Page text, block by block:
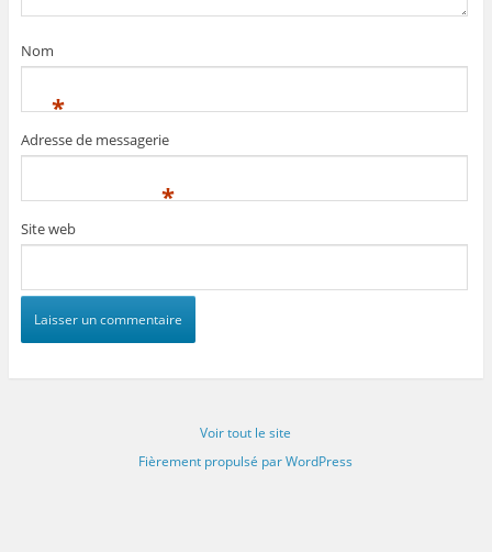
Nom
*
Adresse de messagerie
*
Site web
Voir tout le site
Fièrement propulsé par WordPress